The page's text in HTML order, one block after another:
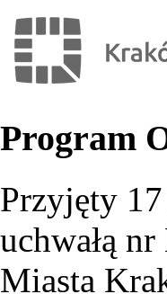
Program
Przyjęty
uchwałą
Miasta